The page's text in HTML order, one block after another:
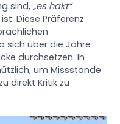
sind,„es hakt“
Diese Präferenz
sich über die Jahre
durchsetzen. In
um Missstände
direkt Kritik zu